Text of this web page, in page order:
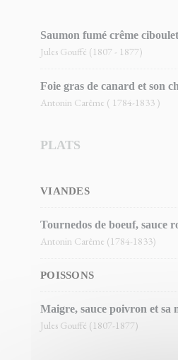
Saumon fumé crême
Jules Gouffé (1807 - 1877)
Foie gras de canard et son
Antonin Carême ( 1784-1833 )
PLATS
VIANDES
Tournedos de boeuf, sauce
Antonin Carême (1784-1833)
POISSONS
Maigre, sauce poivron et sa
Jules Gouffé (1807-1877)